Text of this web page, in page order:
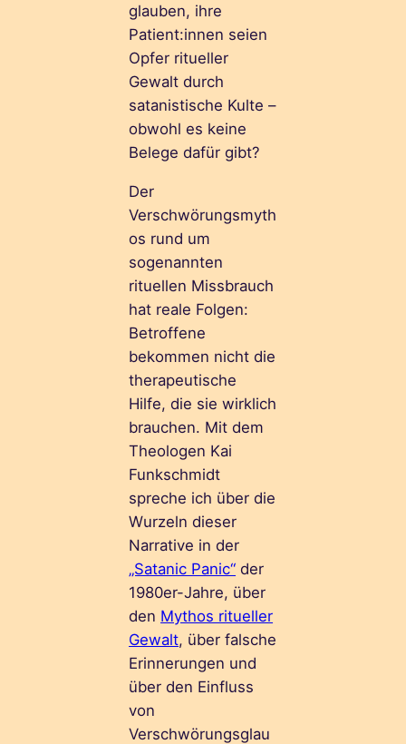
glauben, ihre
Patient:innen seien
Opfer ritueller
Gewalt durch
satanistische Kulte –
obwohl es keine
Belege dafür gibt?
Der
Verschwörungsmyth
os rund um
sogenannten
rituellen Missbrauch
hat reale Folgen:
Betroffene
bekommen nicht die
therapeutische
Hilfe, die sie wirklich
brauchen. Mit dem
Theologen Kai
Funkschmidt
spreche ich über die
Wurzeln dieser
Narrative in der
„Satanic Panic“ der
1980er-Jahre, über
den Mythos ritueller
Gewalt, über falsche
Erinnerungen und
über den Einfluss
von
Verschwörungsglau